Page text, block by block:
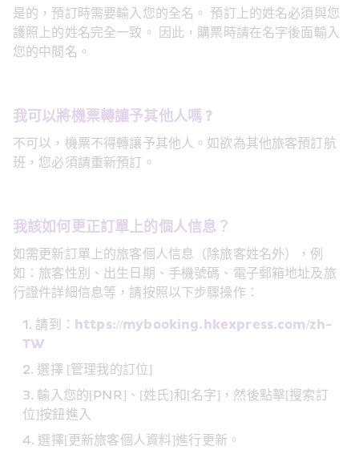
是的，預訂時需要輸入您的全名。 預訂上的姓名必須與您
護照上的姓名完全一致。 因此，購票時請在名字後面輸入
您的中間名。
我可以將機票轉讓予其他人嗎 ?
不可以，機票不得轉讓予其他人。如欲為其他旅客預訂航
班，您必須請重新預訂。
我該如何更正訂單上的個人信息？
如需更新訂單上的旅客個人信息（除旅客姓名外），例
如：旅客性別、出生日期、手機號碼、電子郵箱地址及旅
行證件詳細信息等，請按照以下步驟操作：
請到： https://mybooking.hkexpress.com/zh-
TW
選擇 [管理我的訂位]
輸入您的[PNR]、[姓氏]和[名字]，然後點擊[搜索訂
位]按鈕進入
選擇[更新旅客個人資料]進行更新。